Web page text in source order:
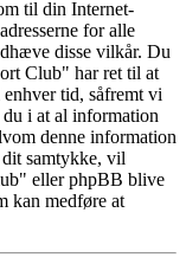
til din Internet-
for alle
disse vilkår. Du
Club" har ret til at
tid, såfremt vi
i at al information
denne information
samtykke, vil
eller phpBB blive
kan medføre at